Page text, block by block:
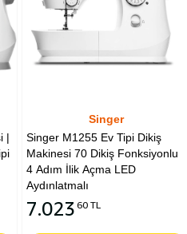
Singer
Singer M1255 Ev Tipi Dikiş
Makinesi 70 Dikiş Fonksiyonlu
4 Adım İlik Açma LED
Aydınlatmalı
7.023 60 TL